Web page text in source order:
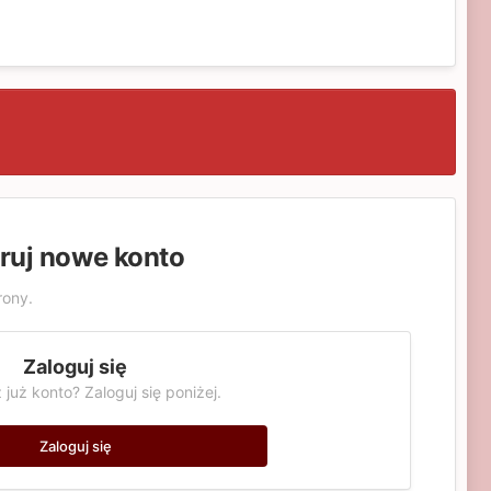
nowe konto
Zaloguj się
już konto? Zaloguj się poniżej.
Zaloguj się